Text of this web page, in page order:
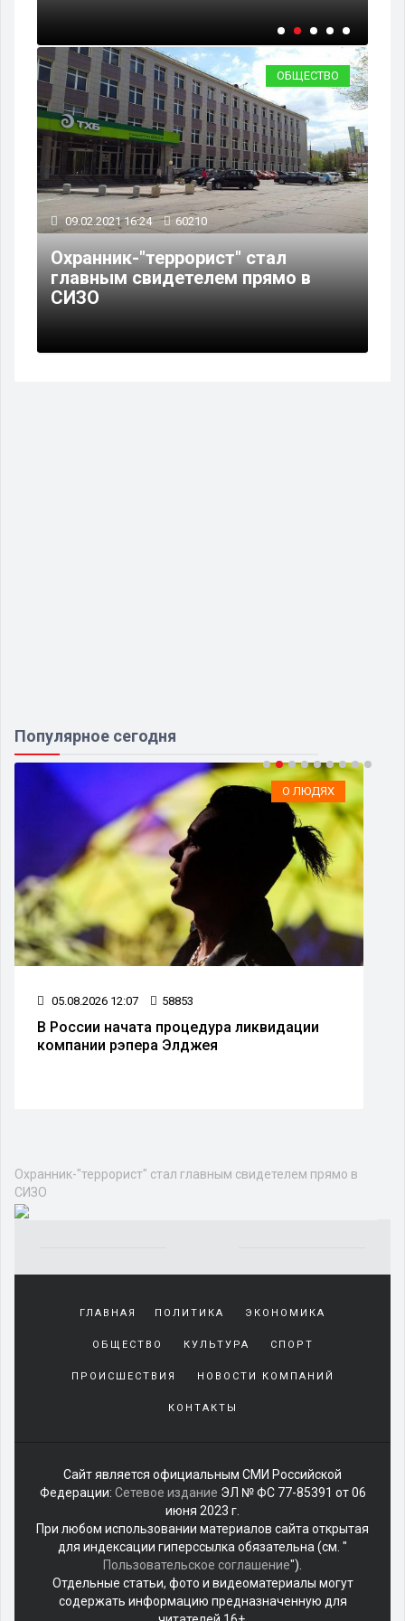
ОБЩЕСТВО
09.02.2021 16:24 60210
Охранник-"террорист" стал
главным свидетелем прямо в
СИЗО
Популярное сегодня
О ЛЮДЯХ
05.08.2026 12:07 58853
В России начата процедура ликвидации
компании рэпера Элджея
Охранник-"террорист" стал главным свидетелем прямо в
СИЗО
sürekli
beraber
geçirerek
harcadığı
yakın
olan
arkadaşına
misafir
olarak
kalmaya
gelen
genç
ГЛАВНАЯ ПОЛИТИКА ЭКОНОМИКА
ОБЩЕСТВО КУЛЬТУРА СПОРТ
ПРОИСШЕСТВИЯ НОВОСТИ КОМПАНИЙ
КОНТАКТЫ
Сайт является официальным СМИ Российской
Федерации: Сетевое издание ЭЛ № ФС 77-85391 от 06
июня 2023 г.
При любом использовании материалов сайта открытая
для индексации гиперссылка обязательна (см. "
Пользовательское соглашение").
Отдельные статьи, фото и видеоматериалы могут
содержать информацию предназначенную для